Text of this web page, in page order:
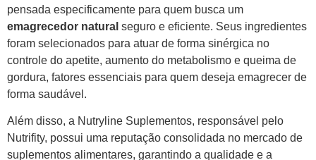
pensada especificamente para quem busca um
emagrecedor natural seguro e eficiente. Seus ingredientes
foram selecionados para atuar de forma sinérgica no
controle do apetite, aumento do metabolismo e queima de
gordura, fatores essenciais para quem deseja emagrecer de
forma saudável.
Além disso, a Nutryline Suplementos, responsável pelo
Nutrifity, possui uma reputação consolidada no mercado de
suplementos alimentares, garantindo a qualidade e a